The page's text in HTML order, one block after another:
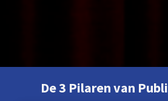
De 3 Pilaren van